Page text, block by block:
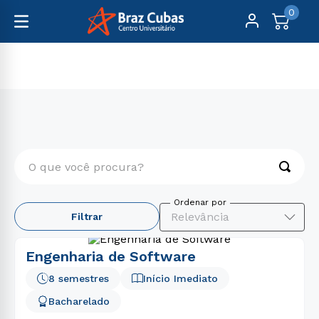
0
Filtrar Relevância
Engenharia de Software
8 semestres
Início Imediato
Bacharelado
TERMOS MAIS BUSCADOS
psicologia
2 º
direito